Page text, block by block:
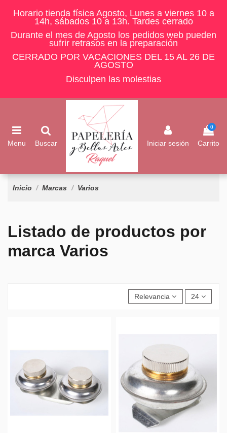
Horario tienda física Agosto, Lunes a viernes 10 a
14h, sábados 10 a 13h. Tardes cerrado
Durante el mes de Agosto los pedidos web pueden
sufrir retrasos en la preparación
CERRADO POR VACACIONES DEL 15 AL 26 DE
AGOSTO
Disculpen las molestias
Menu Buscar Iniciar sesión
0
Carrito
Inicio Marcas Varios
Listado de productos por
marca Varios
Relevancia 24